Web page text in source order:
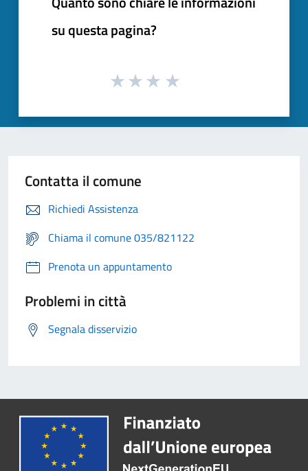
su questa pagina?
Contatta il comune
Richiedi Assistenza
Chiama il comune 035/821122
Prenota un appuntamento
Problemi in città
Segnala disservizio